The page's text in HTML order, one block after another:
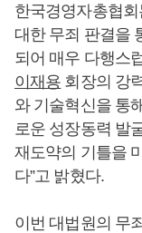
한국경영자총협회
대한 무죄 판결을
되어 매우 다행스
이재용 회장의 강
와 기술혁신을 통
로운 성장동력 발
재도약의 기틀을
다”고 밝혔다.
이번 대법원의 무